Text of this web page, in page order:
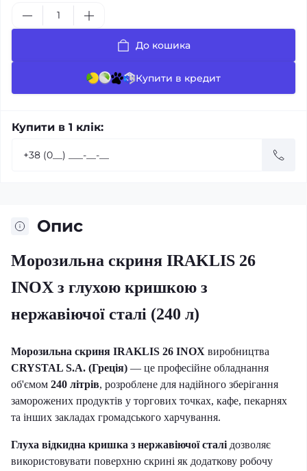
До кошика
Купити в кредит
Купити в 1 клік:
Опис
Морозильна скриня IRAKLIS 26
INOX з глухою кришкою з
нержавіючої сталі (240 л)
Морозильна скриня IRAKLIS 26 INOX виробництва
CRYSTAL S.A. (Греція) — це професійне обладнання
об'ємом 240 літрів, розроблене для надійного зберігання
заморожених продуктів у торгових точках, кафе, пекарнях
та інших закладах громадського харчування.
Глуха відкидна кришка з нержавіючої сталідозволяє
використовувати поверхню скрині як додаткову робочу